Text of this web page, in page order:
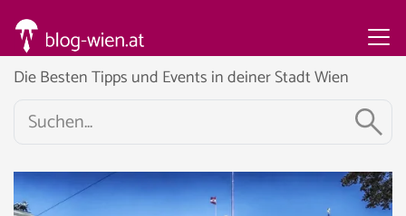
Die Besten Tipps und Events in deiner Stadt Wien